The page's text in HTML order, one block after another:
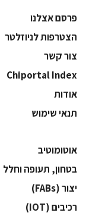
פרסם אצלנו
הצטרפות לניוזלטר
צור קשר
Chiportal Index
אודות
תנאי שימוש
אוטומוטיב
בטחון, תעופה וחלל
‫יצור (‪(FABs‬‬
‫רכיבים‬ (IOT)